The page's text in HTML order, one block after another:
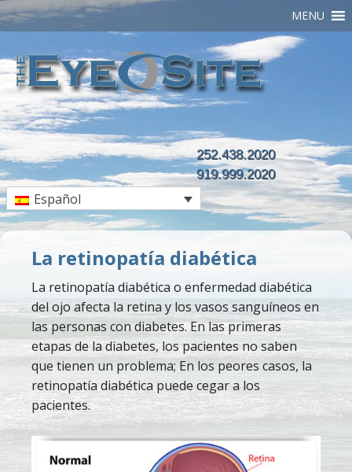
MENU
252.438.2020
919.999.2020
Español
La retinopatía diabética
La retinopatía diabética o enfermedad diabética
del ojo afecta la retina y los vasos sanguíneos en
las personas con diabetes. En las primeras
etapas de la diabetes, los pacientes no saben
que tienen un problema; En los peores casos, la
retinopatía diabética puede cegar a los
pacientes.